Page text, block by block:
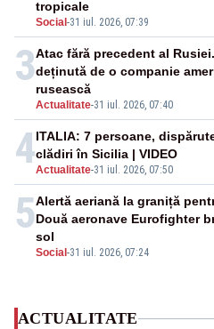
Social -31 iul. 2026, 07:39
tropicale
3
Actualitate-31 iul. 2026, 07:40
Atac fără precedent al
deținută de o companie
rusească
4Actualitate-31 iul. 2026, 07:50
ITALIA: 7 persoane,
clădiri în Sicilia | VIDEO
5
Social -31 iul. 2026, 07:24
Alertă aeriană la graniță
Două aeronave Eurofighter
sol
ACTUALITATE